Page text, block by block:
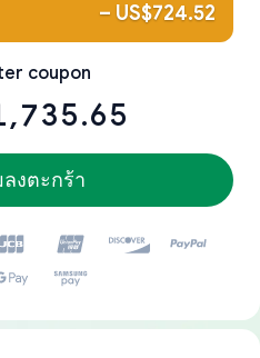
– US$724.52
coupon
ลงตะกร้า